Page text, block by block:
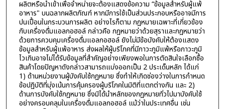
ผลิตหรือนำเข้าเพื่อจำหน่ายจะต้องแสดงข้อความ “ข้อมูลสำหรับผู้แพ้
อาหาร" บนฉลากผลิตภัณฑ์ หากมีการใช้เป็นส่วนประกอบหรืออาจมีการ
ปนเปื้อนในกระบวนการผลิต อย่างไรก็ตาม กฎหมายเฉพาะที่เกี่ยวข้อง
กับเครื่องดื่มแอลกอฮอล์ กล่าวคือ กฎหมายว่าด้วยสุราและกฎหมายว่า
ด้วยการควบคุมเครื่องดื่มแอลกอฮอล์ ยังไม่มีข้อบังคับให้ต้องแสดง
ข้อมูลสำหรับผู้แพ้อาหาร ส่งผลให้ผู้บริโภคที่มีภาวะภูมิแพ้หรือภาวะภูมิ
ไวเกินอาจไม่ได้รับข้อมูลที่สำคัญอย่างเพียงพอในการตัดสินใจเลือกซื้อ
สินค้าโดยปัญหาดังกล่าวสามารถแบ่งออกเป็น 2 ประเด็นหลัก ได้แก่
1) ด้านหน่วยงานผู้บังคับใช้กฎหมาย ซึ่งทำให้เกิดช่องว่างในการกำหนด
ข้อปฏิบัติที่มุ่งเน้นการคุ้มครองผู้บริโภคในมิติที่แตกต่างกัน และ 2)
ด้านการบังคับใช้กฎหมาย ซึ่งมิได้นำหลักของกฎหมายทั่วไปมาบังคับใช้
อย่างครอบคลุมในเครื่องดื่มแอลกอฮอล์ แม้ว่าในประเทศอื่น เช่น